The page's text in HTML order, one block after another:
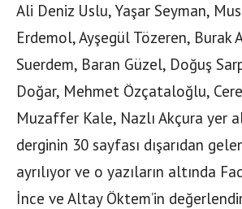
Ali Deniz Uslu, Yaşar Seyman,
Erdemol, Ayşegül Tözeren, Burak
Suerdem, Baran Güzel, Doğuş
Doğar, Mehmet Özçataloğlu,
Muzaffer Kale, Nazlı Akçura yer
derginin 30 sayfası dışarıdan
ayrılıyor ve o yazıların altında
İnce ve Altay Öktem’in